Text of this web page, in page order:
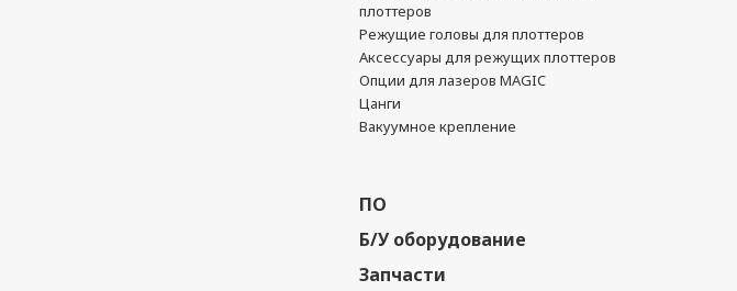
плоттеров
Режущие головы для плоттеров
Аксессуары для режущих плоттеров
Опции для лазеров MAGIC
Цанги
Вакуумное крепление
ПО
Б/У оборудование
Запчасти